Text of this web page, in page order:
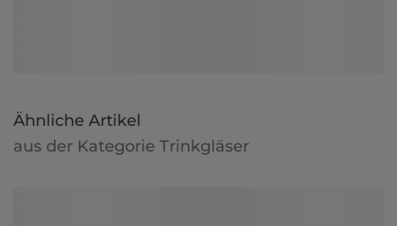
Ähnliche Artikel
aus der Kategorie Trinkgläser